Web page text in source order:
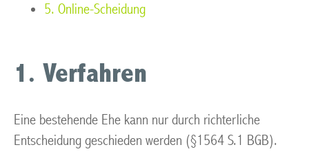
5. Online-Scheidung
1. Verfahren
Eine bestehende Ehe kann nur durch richterliche
Entscheidung geschieden werden (§1564 S.1 BGB).